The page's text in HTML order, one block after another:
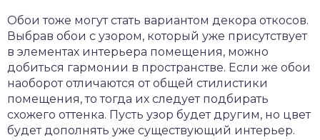
Обои тоже могут стать вариантом декора откосов.
Выбрав обои с узором, который уже присутствует
в элементах интерьера помещения, можно
добиться гармонии в пространстве. Если же обои
наоборот отличаются от общей стилистики
помещения, то тогда их следует подбирать
схожего оттенка. Пусть узор будет другим, но цвет
будет дополнять уже существующий интерьер.